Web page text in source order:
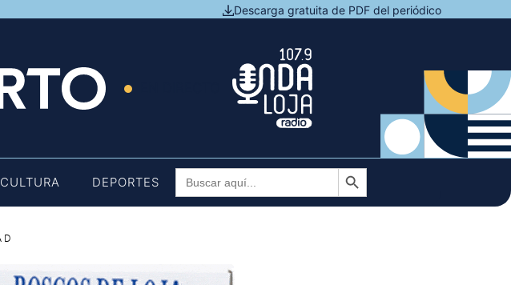
Descarga gratuita de PDF del periódico
CULTURA DEPORTES
Buscar: Botón de búsqueda